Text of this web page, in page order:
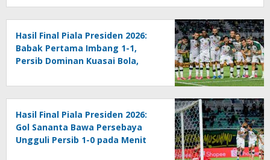
Hasil Final Piala Presiden 2026:
Babak Pertama Imbang 1-1,
Persib Dominan Kuasai Bola,
Hasil Final Piala Presiden 2026:
Gol Sananta Bawa Persebaya
Ungguli Persib 1-0 pada Menit